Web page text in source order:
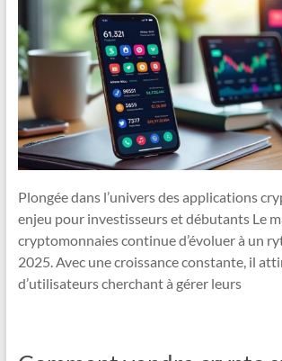
Plongée dans l’univers des applications
enjeu pour investisseurs et débutants Le
cryptomonnaies continue d’évoluer à un
2025. Avec une croissance constante, il
d’utilisateurs cherchant à gérer leurs